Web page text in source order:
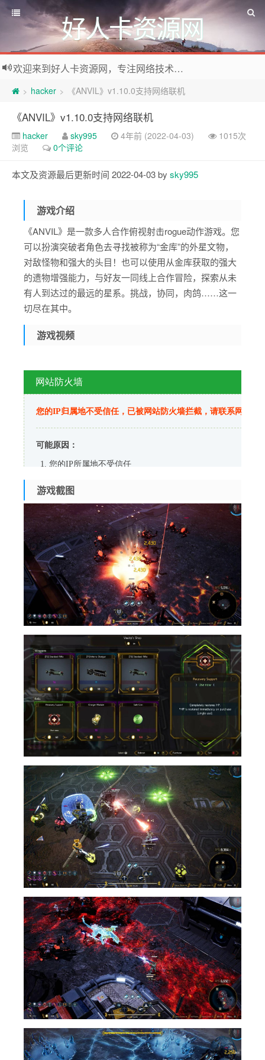
好人卡资源网
欢迎来到好人卡资源网，专注网络技术资源收集，我们不仅是网络资源的搬运工，也生产原创资源。寻找资源请留言或关注公众号:烈日下的男人
> hacker > 《ANVIL》v1.10.0支持网络联机
《ANVIL》v1.10.0支持网络联机
hacker sky995 4年前 (2022-04-03)
1015次
浏览
0个评论
本文及资源最后更新时间 2022-04-03 by sky995
游戏介绍
《ANVIL》是一款多人合作俯视射击rogue动作游戏。您
可以扮演突破者角色去寻找被称为“金库”的外星文物，
对敌怪物和强大的头目！也可以使用从金库获取的强大
的遗物增强能力，与好友一同线上合作冒险，探索从未
有人到达过的最远的星系。挑战，协同，肉鸽……这一
切尽在其中。
游戏视频
游戏截图